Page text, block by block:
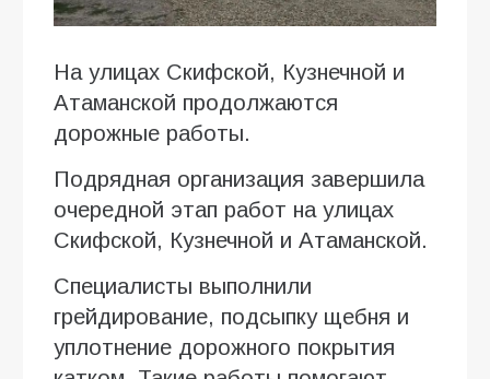
На улицах Скифской, Кузнечной и
Атаманской продолжаются
дорожные работы.
Подрядная организация завершила
очередной этап работ на улицах
Скифской, Кузнечной и Атаманской.
Специалисты выполнили
грейдирование, подсыпку щебня и
уплотнение дорожного покрытия